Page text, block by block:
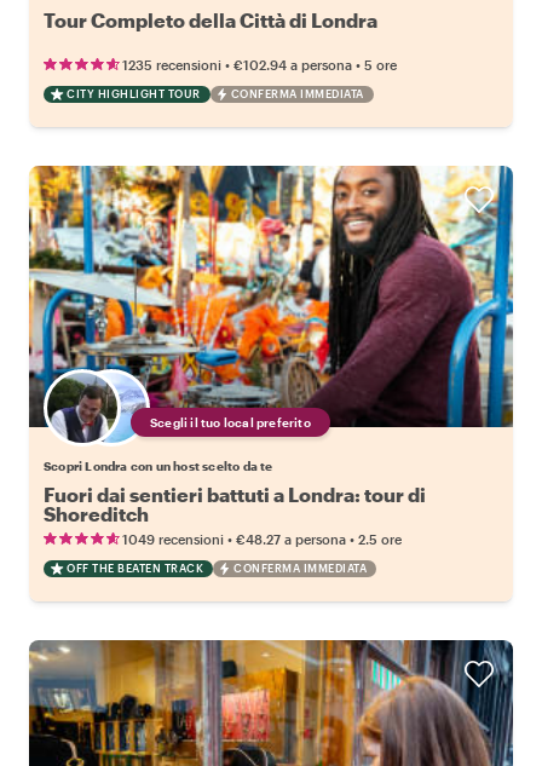
Tour Completo della Città di Londra
1235 recensioni • €102.94 a persona • 5 ore
CITY HIGHLIGHT TOUR CONFERMA IMMEDIATA
Scegli il tuo local preferito
Scopri Londra con un host scelto da te
Fuori dai sentieri battuti a Londra: tour di
Shoreditch
1049 recensioni • €48.27 a persona • 2.5 ore
OFF THE BEATEN TRACK CONFERMA IMMEDIATA